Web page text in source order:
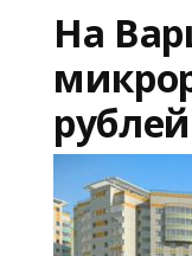
На
рублей